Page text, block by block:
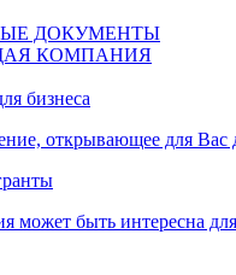
ДОКУМЕНТЫ
КОМПАНИЯ
бизнеса
открывающее для Вас
может быть интересна